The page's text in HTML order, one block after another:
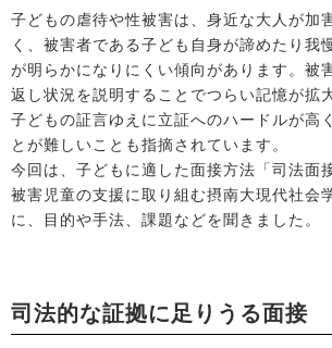
子どもの虐待や性被害は、身近な大人が加
く、被害者である子ども自身が諦めたり我
が明らかになりにくい傾向があります。被
返し状況を説明することでつらい記憶が拡
子どもの証言ゆえに立証へのハードルが高
とが難しいことも指摘されています。
今回は、子どもに適した面接方法「司法面
被害児童の支援に取り組む摂南大現代社会
に、目的や手法、課題などを聞きました。
司法的な証拠に足りうる面接